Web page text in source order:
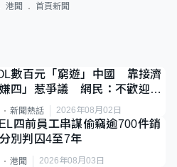
港聞 首頁新聞
數百元「窮遊」中國 靠接濟
嫌四」惹爭議 網民：不歡迎劣
新聞熱話 2026年08月02日
四前員工串謀偷竊逾700件銷
別判囚4至7年
港聞 2026年08月03日